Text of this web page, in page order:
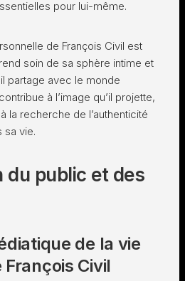
pour lui-même.
de François Civil est
soin de sa sphère intime et
partage avec le monde
à l’image qu’il projette,
la recherche de l’authenticité
sa vie.
du public et des
de la vie
Civil